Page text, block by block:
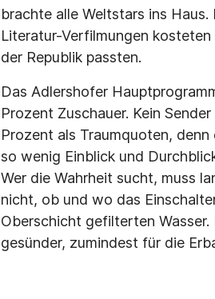
brachte alle Weltstars ins
Literatur-Verfilmungen
der Republik passten.
Das Adlershofer
Prozent Zuschauer. Kein
Prozent als Traumquoten,
so wenig Einblick und
Wer die Wahrheit sucht, muss
nicht, ob und wo das
Oberschicht gefilterten
gesünder, zumindest für die